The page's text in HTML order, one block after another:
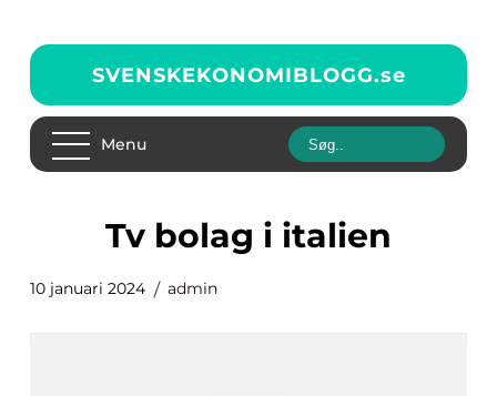
SVENSKEKONOMIBLOGG.se
Menu
tv bolag i italien
10 januari 2024 admin